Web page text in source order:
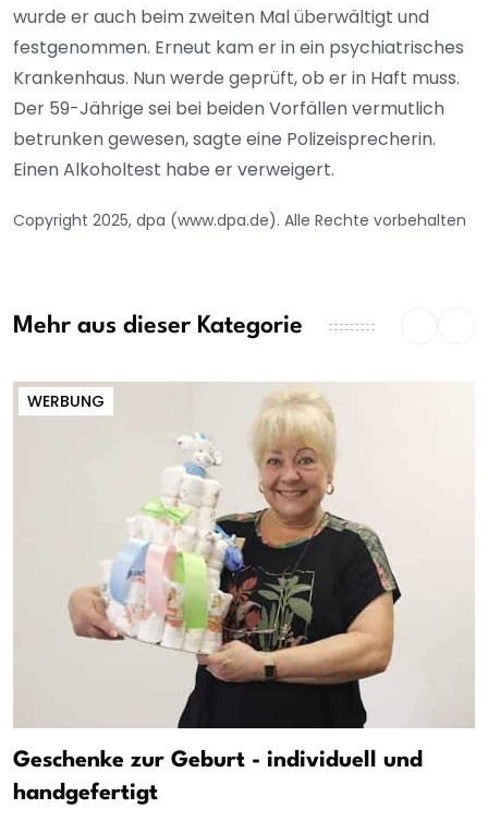
wurde er auch beim zweiten Mal überwältigt und
festgenommen. Erneut kam er in ein psychiatrisches
Krankenhaus. Nun werde geprüft, ob er in Haft muss.
Der 59-Jährige sei bei beiden Vorfällen vermutlich
betrunken gewesen, sagte eine Polizeisprecherin.
Einen Alkoholtest habe er verweigert.
Copyright 2025, dpa (www.dpa.de). Alle Rechte vorbehalten
Mehr aus dieser Kategorie
WERBUNG
Geschenke zur Geburt - individuell und
handgefertigt